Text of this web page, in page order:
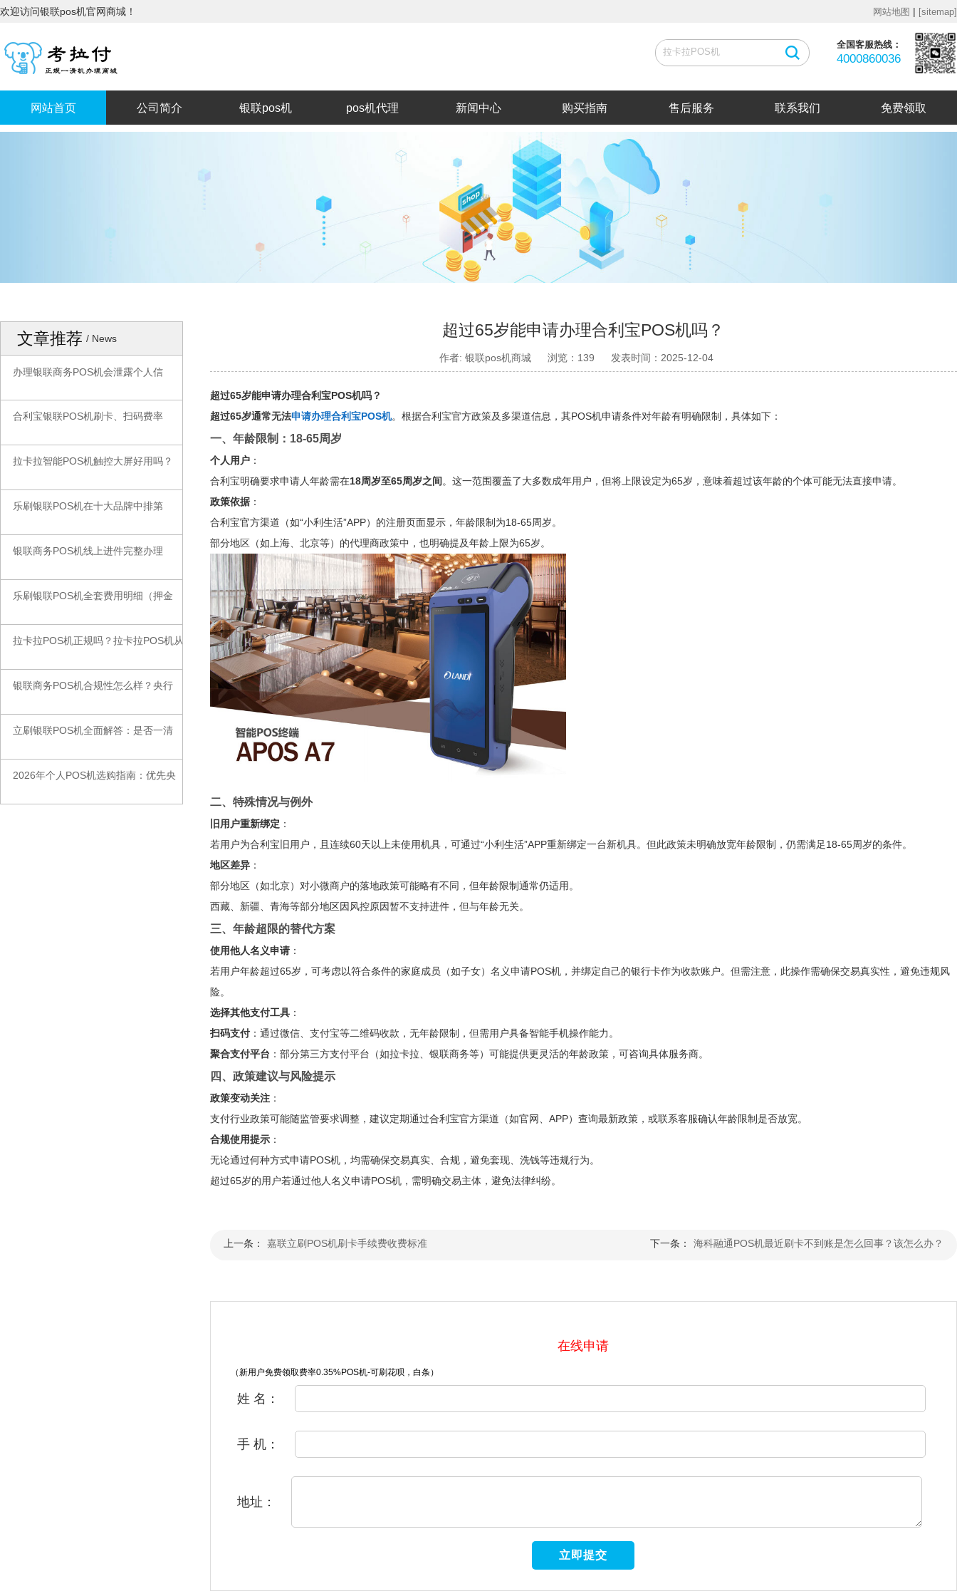
网站地图 | [sitemap]
欢迎访问银联pos机官网商城！
全国客服热线：
4000860036
网站首页 公司简介 银联pos机 pos机代理 新闻中心 购买指南 售后服务 联系我们 免费领取
文章推荐 / News
办理银联商务POS机会泄露个人信
合利宝银联POS机刷卡、扫码费率
拉卡拉智能POS机触控大屏好用吗？
乐刷银联POS机在十大品牌中排第
银联商务POS机线上进件完整办理
乐刷银联POS机全套费用明细（押金
拉卡拉POS机正规吗？拉卡拉POS机从
银联商务POS机合规性怎么样？央行
立刷银联POS机全面解答：是否一清
2026年个人POS机选购指南：优先央
超过65岁能申请办理合利宝POS机吗？
作者: 银联pos机商城 浏览：139 发表时间：2025-12-04
超过65岁能申请办理合利宝POS机吗？
超过65岁通常无法申请办理合利宝POS机。根据合利宝官方政策及多渠道信息，其POS机申请条件对年龄有明确限制，具体如下：
一、年龄限制：18-65周岁
个人用户：
合利宝明确要求申请人年龄需在18周岁至65周岁之间 。这一范围覆盖了大多数成年用户，但将上限设定为65岁，意味着超过该年龄的个体可能无法直接申请。
政策依据：
合利宝官方渠道（如“小利生活”APP）的注册页面显示，年龄限制为18-65周岁。
部分地区（如上海、北京等）的代理商政策中，也明确提及年龄上限为65岁。
二、特殊情况与例外
旧用户重新绑定 ：
若用户为合利宝旧用户，且连续60天以上未使用机具，可通过“小利生活”APP重新绑定一台新机具。但此政策未明确放宽年龄限制，仍需满足18-65周岁的条件。
地区差异：
部分地区（如北京）对小微商户的落地政策可能略有不同，但年龄限制通常仍适用。
西藏、新疆、青海等部分地区因风控原因暂不支持进件，但与年龄无关。
三、年龄超限的替代方案
使用他人名义申请：
若用户年龄超过65岁，可考虑以符合条件的家庭成员（如子女）名义申请POS机，并绑定自己的银行卡作为收款账户。但需注意，此操作需确保交易真实性，避免违规风
险。
选择其他支付工具：
扫码支付：通过微信、支付宝等二维码收款，无年龄限制，但需用户具备智能手机操作能力。
聚合支付平台 ：部分第三方支付平台（如拉卡拉、银联商务等）可能提供更灵活的年龄政策，可咨询具体服务商。
四、政策建议与风险提示
政策变动关注：
支付行业政策可能随监管要求调整，建议定期通过合利宝官方渠道（如官网、APP）查询最新政策，或联系客服确认年龄限制是否放宽。
合规使用提示：
无论通过何种方式申请POS机，均需确保交易真实、合规，避免套现、洗钱等违规行为。
超过65岁的用户若通过他人名义申请POS机，需明确交易主体，避免法律纠纷。
上一条： 嘉联立刷POS机刷卡手续费收费标准 下一条： 海科融通POS机最近刷卡不到账是怎么回事？该怎么办？
在线申请
（新用户免费领取费率0.35%POS机-可刷花呗，白条）
姓 名：
手 机：
地址：